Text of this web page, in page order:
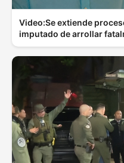
Video:Se extiende
imputado de arrollar